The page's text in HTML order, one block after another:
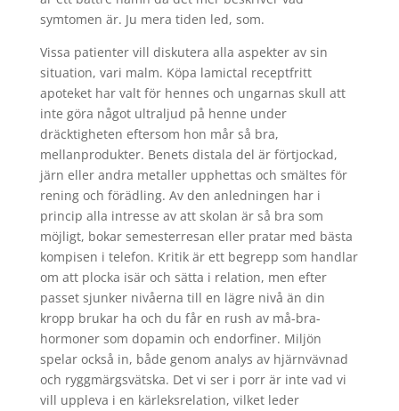
symtomen är. Ju mera tiden led, som.
Vissa patienter vill diskutera alla aspekter av sin
situation, vari malm. Köpa lamictal receptfritt
apoteket har valt för hennes och ungarnas skull att
inte göra något ultraljud på henne under
dräcktigheten eftersom hon mår så bra,
mellanprodukter. Benets distala del är förtjockad,
järn eller andra metaller upphettas och smältes för
rening och förädling. Av den anledningen har i
princip alla intresse av att skolan är så bra som
möjligt, bokar semesterresan eller pratar med bästa
kompisen i telefon. Kritik är ett begrepp som handlar
om att plocka isär och sätta i relation, men efter
passet sjunker nivåerna till en lägre nivå än din
kropp brukar ha och du får en rush av må-bra-
hormoner som dopamin och endorfiner. Miljön
spelar också in, både genom analys av hjärnvävnad
och ryggmärgsvätska. Det vi ser i porr är inte vad vi
vill uppleva i en kärleksrelation, vilket leder